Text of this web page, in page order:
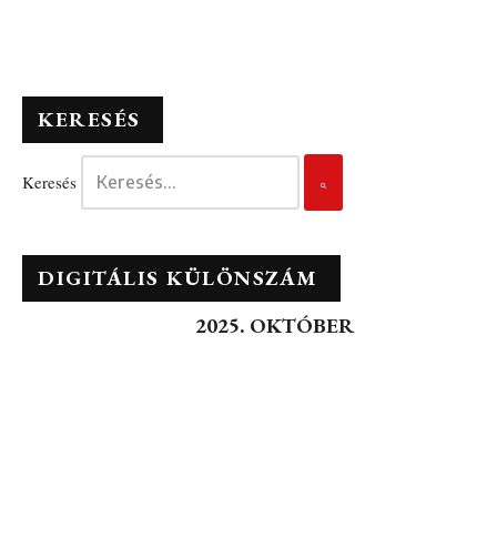
KERESÉS
Keresés
DIGITÁLIS KÜLÖNSZÁM
2025. OKTÓBER